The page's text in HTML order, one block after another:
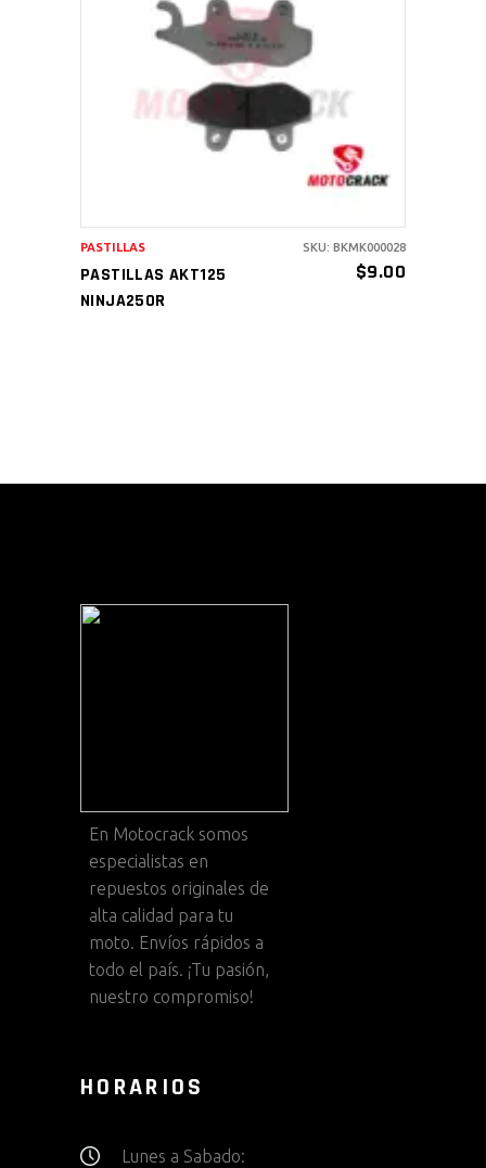
AÑADIR AL CARRITO
PASTILLAS AKT125
NINJA250R
$9.00
PASTILLAS SKU: BKMK000028
En Motocrack somos
especialistas en
repuestos originales de
alta calidad para tu
moto. Envíos rápidos a
todo el país. ¡Tu pasión,
nuestro compromiso!
HORARIOS
Lunes a Sabado: